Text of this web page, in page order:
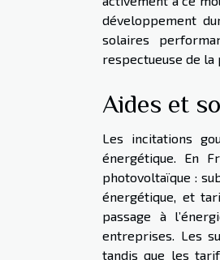
développement
solaires
respectueuse de la
Aides et
Les incitations
énergétique. En
photovoltaïque :
énergétique, et
passage à
entreprises. Les
tandis que les